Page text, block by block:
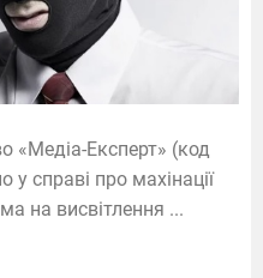
«Медіа-Експерт» (код
у справі про махінації
на висвітлення ...